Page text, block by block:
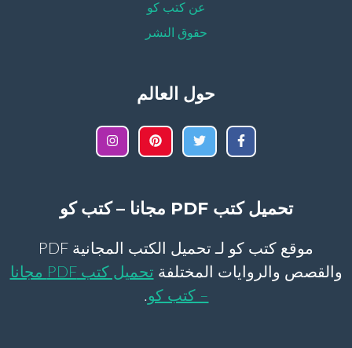
عن كتب كو
حقوق النشر
حول العالم
تحميل كتب PDF مجانا – كتب كو
موقع كتب كو لـ تحميل الكتب المجانية PDF
والقصص والروايات المختلفة
تحميل كتب PDF مجانا
– كتب كو.